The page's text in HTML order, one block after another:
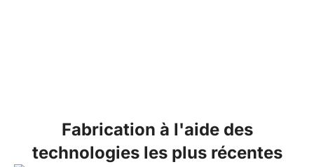
Fabrication à l'aide des
technologies les plus récentes